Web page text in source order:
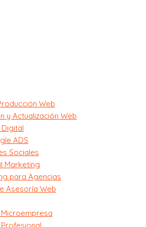
Web
y Actualización Web
ADS
Sociales
Marketing
para Agencias
Asesoría Web